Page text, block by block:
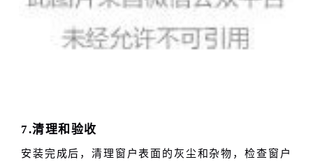
7.清理和验收
安装完成后，清理窗户表面的灰尘和杂物，检查窗户